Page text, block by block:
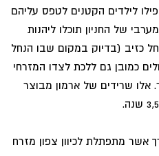
לילדים הקטנים לטפס עליהם
של החניון תוכלו ליהנות
כזיב (בדיוק במקום שבו הנחל
כמובן גם ללכת לצדו המזרחי
אלו שרידים של ארמון מבוצר
אשר מתפתלת לכיוון צפון מזרח